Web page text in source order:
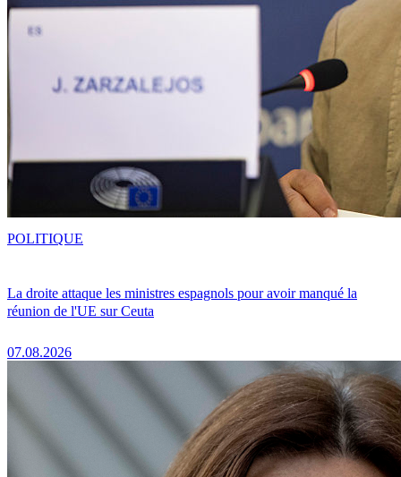
La droite attaque les ministres espagnols pour avoir manqué la
réunion de l'UE sur Ceuta
07.08.2026
POLITIQUE